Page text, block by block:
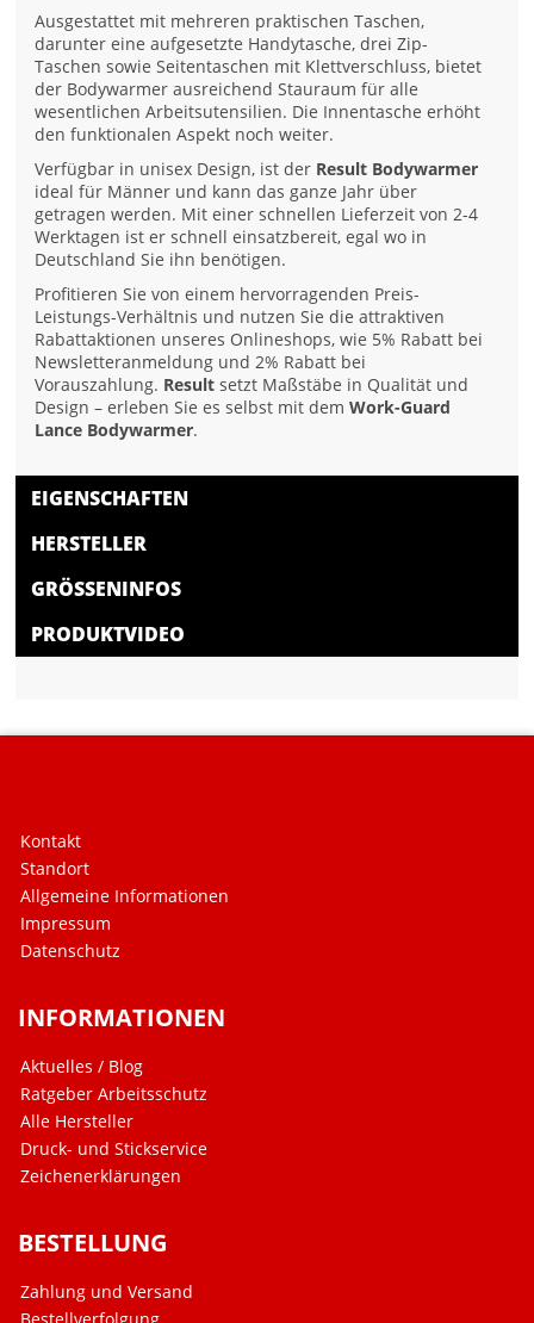
Ausgestattet mit mehreren praktischen Taschen,
darunter eine aufgesetzte Handytasche, drei Zip-
Taschen sowie Seitentaschen mit Klettverschluss, bietet
der Bodywarmer ausreichend Stauraum für alle
wesentlichen Arbeitsutensilien. Die Innentasche erhöht
den funktionalen Aspekt noch weiter.
Verfügbar in unisex Design, ist der Result Bodywarmer
ideal für Männer und kann das ganze Jahr über
getragen werden. Mit einer schnellen Lieferzeit von 2-4
Werktagen ist er schnell einsatzbereit, egal wo in
Deutschland Sie ihn benötigen.
Profitieren Sie von einem hervorragenden Preis-
Leistungs-Verhältnis und nutzen Sie die attraktiven
Rabattaktionen unseres Onlineshops, wie 5% Rabatt bei
Newsletteranmeldung und 2% Rabatt bei
Vorauszahlung. Result setzt Maßstäbe in Qualität und
Design – erleben Sie es selbst mit demWork-Guard
Lance Bodywarmer.
EIGENSCHAFTEN
HERSTELLER
GRÖSSENINFOS
PRODUKTVIDEO
Kontakt
Standort
Allgemeine Informationen
Impressum
Datenschutz
INFORMATIONEN
Aktuelles / Blog
Ratgeber Arbeitsschutz
Alle Hersteller
Druck- und Stickservice
Zeichenerklärungen
BESTELLUNG
Zahlung und Versand